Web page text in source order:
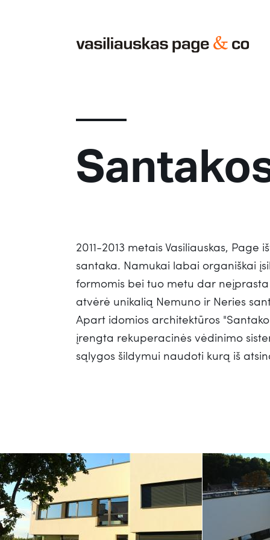
2011-2013 metais Vasiliauskas,
santaka. Namukai labai organiškai
formomis bei tuo metu dar
atvėrė unikalią Nemuno ir Neries
Apart idomios architektūros
įrengta rekuperacinės vėdinimo
sąlygos šildymui naudoti kurą iš